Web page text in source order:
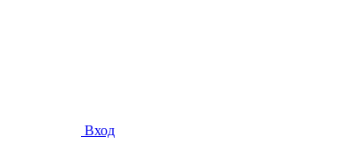
Вход